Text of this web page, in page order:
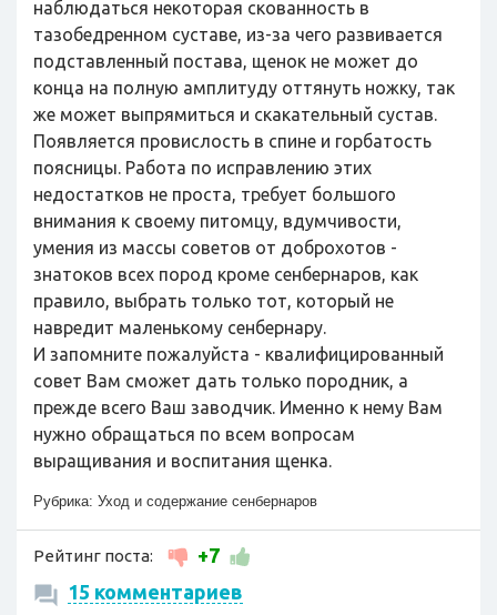
наблюдаться некоторая скованность в
тазобедренном суставе, из-за чего развивается
подставленный постава, щенок не может до
конца на полную амплитуду оттянуть ножку, так
же может выпрямиться и скакательный сустав.
Появляется провислость в спине и горбатость
поясницы. Работа по исправлению этих
недостатков не проста, требует большого
внимания к своему питомцу, вдумчивости,
умения из массы советов от доброхотов -
знатоков всех пород кроме сенбернаров, как
правило, выбрать только тот, который не
навредит маленькому сенбернару.
И запомните пожалуйста - квалифицированный
совет Вам сможет дать только породник, а
прежде всего Ваш заводчик. Именно к нему Вам
нужно обращаться по всем вопросам
выращивания и воспитания щенка.
Рубрика: Уход и содержание сенбернаров
Рейтинг поста:
+7
15 комментариев